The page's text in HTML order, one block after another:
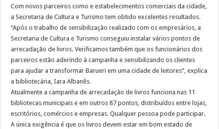
Com novos parceiros como e estabelecimentos comerciais da cidade,
a Secretaria de Cultura e Turismo tem obtido excelentes resultados.
“Após o trabalho de sensibilização realizado com os empresários, a
Secretaria de Cultura e Turismo conseguiu instalar vários pontos de
arrecadação de livros. Verificamos também que os funcionários dos
parceiros estão aderindo à campanha e sensibilizando os clientes
para ajudar a transformar Barueri em uma cidade de leitores”, explica
a bibliotecária, Iara Albanês.
Atualmente a campanha de arrecadação de livros funciona nas 11
bibliotecas municipais e em outros 87 pontos, distribuídos entre lojas,
escritórios, comércios e empresas. Qualquer pessoa pode participar.
A única exigência é que os livros devem estar em bom estado de